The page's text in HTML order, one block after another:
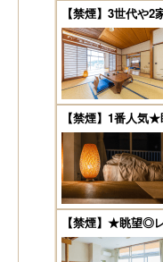
【禁煙】3世代や
【禁煙】1番人気
【禁煙】★眺望◎